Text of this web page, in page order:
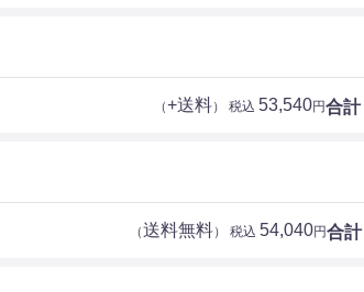
合計
（+送料） 税込 53,540円
合計
（送料無料） 税込 54,040円